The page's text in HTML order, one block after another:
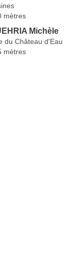
mètres
Michèle
du Château d'Eau
mètres